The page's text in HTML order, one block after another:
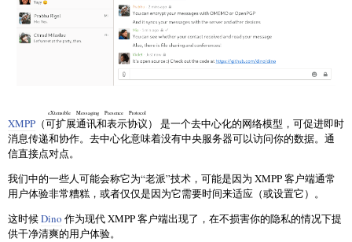
XMPP （可扩展通讯和表示协议
eXtensible Messaging Presence Protocol
） 是一个去中心化的网络模型，可促进即时
消息传递和协作。去中心化意味着没有中央服务器可以访问你的数据。通
信直接点对点。
我们中的一些人可能会称它为“老派”技术，可能是因为 XMPP 客户端通常
用户体验非常糟糕，或者仅仅是因为它需要时间来适应（或设置它）。
这时候Dino 作为现代 XMPP 客户端出现了，在不损害你的隐私的情况下提
供干净清爽的用户体验。